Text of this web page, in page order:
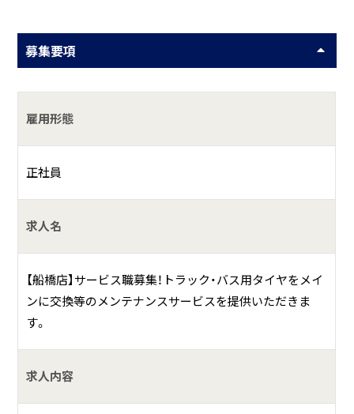
ピット内でのトラック・バス用タイヤの交換作業
世界トップクラスのシェアを誇るタイヤメーカー・ブリヂス
トンの直営店として、大型トラック・バス用タイヤなどの販
売やメンテナンスサービスを展開しています。 日本の輸送
具体的には？
ブリヂストンタイヤサービス東日本株式会社は、世界150か
販売・メンテナンスサービスを提供しています。
お客様の安全運行を第一に、経費削減・環境対応・稼働の最大
募集要項
雇用形態
正社員
求人名
【船橋店】サービス職募集！トラック・バス用タイヤをメイ
ンに交換等のメンテナンスサービスを提供いただきま
す。
求人内容